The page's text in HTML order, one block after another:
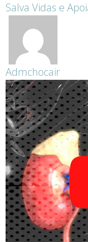
Salva Vidas e
Admchocair